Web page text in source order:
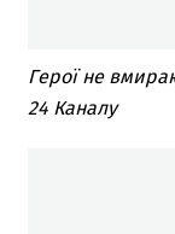
Герої не
24 Каналу